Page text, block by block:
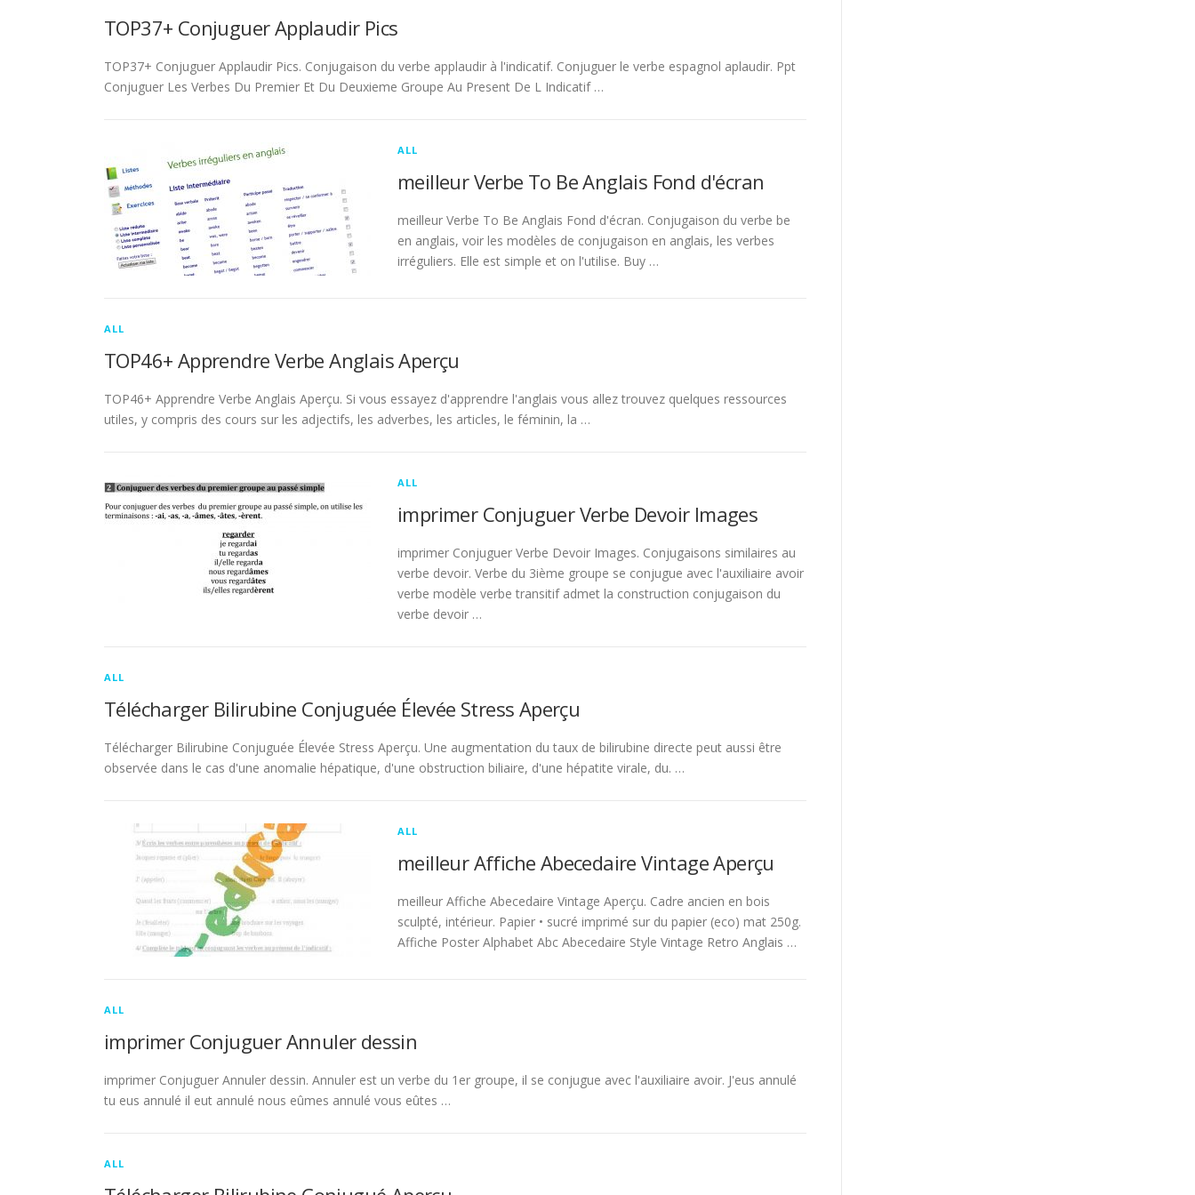
TOP37+ Conjuguer Applaudir Pics
TOP37+ Conjuguer Applaudir Pics. Conjugaison du verbe applaudir à l'indicatif. Conjuguer le verbe espagnol aplaudir. Ppt
Conjuguer Les Verbes Du Premier Et Du Deuxieme Groupe Au Present De L Indicatif …
ALL
meilleur Verbe To Be Anglais Fond d'écran
meilleur Verbe To Be Anglais Fond d'écran. Conjugaison du verbe be
en anglais, voir les modèles de conjugaison en anglais, les verbes
irréguliers. Elle est simple et on l'utilise. Buy …
ALL
TOP46+ Apprendre Verbe Anglais Aperçu
TOP46+ Apprendre Verbe Anglais Aperçu. Si vous essayez d'apprendre l'anglais vous allez trouvez quelques ressources
utiles, y compris des cours sur les adjectifs, les adverbes, les articles, le féminin, la …
ALL
imprimer Conjuguer Verbe Devoir Images
imprimer Conjuguer Verbe Devoir Images. Conjugaisons similaires au
verbe devoir. Verbe du 3ième groupe se conjugue avec l'auxiliaire avoir
verbe modèle verbe transitif admet la construction conjugaison du
verbe devoir …
ALL
Télécharger Bilirubine Conjuguée Élevée Stress Aperçu
Télécharger Bilirubine Conjuguée Élevée Stress Aperçu. Une augmentation du taux de bilirubine directe peut aussi être
observée dans le cas d'une anomalie hépatique, d'une obstruction biliaire, d'une hépatite virale, du. …
ALL
meilleur Affiche Abecedaire Vintage Aperçu
meilleur Affiche Abecedaire Vintage Aperçu. Cadre ancien en bois
sculpté, intérieur. Papier • sucré imprimé sur du papier (eco) mat 250g.
Affiche Poster Alphabet Abc Abecedaire Style Vintage Retro Anglais …
ALL
imprimer Conjuguer Annuler dessin
imprimer Conjuguer Annuler dessin. Annuler est un verbe du 1er groupe, il se conjugue avec l'auxiliaire avoir. J'eus annulé
tu eus annulé il eut annulé nous eûmes annulé vous eûtes …
ALL